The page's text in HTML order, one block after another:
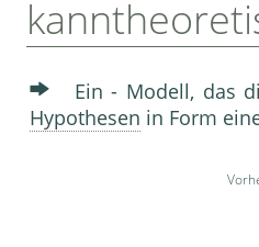
Ein - Modell, das
Hypothesen in Form